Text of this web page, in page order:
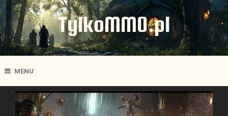
TylkoMMO.pl
MENU